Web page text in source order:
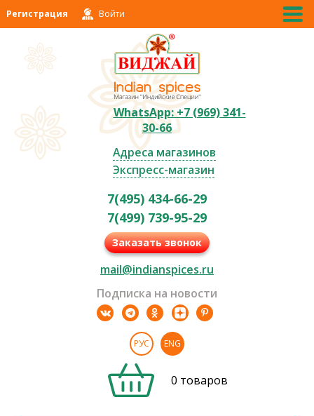
Регистрация Войти
WhatsApp: +7 (969) 341-
30-66
Адреса магазинов
Экспресс-магазин
7(495) 434-66-29
7(499) 739-95-29
Заказать звонок
mail@indianspices.ru
Подписка на новости
РУС ENG
0 товаров